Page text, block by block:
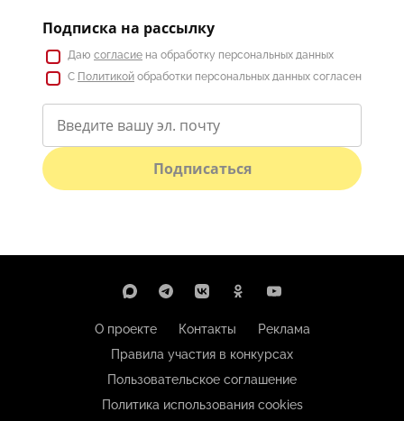
Подписка на рассылку
Даю согласие на обработку персональных данных
С Политикой обработки персональных данных согласен
Подписаться
О проекте Контакты
Реклама
Правила участия в конкурсах
Пользовательское соглашение
Политика использования cookies